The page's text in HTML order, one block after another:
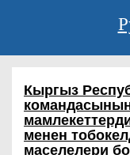
Кыргыз
менен
маселелери